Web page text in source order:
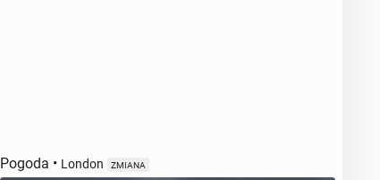
Pogoda • London ZMIANA